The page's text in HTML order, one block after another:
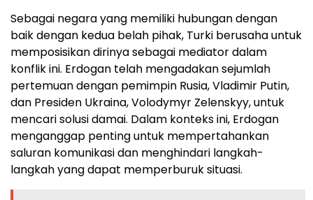
Sebagai negara yang memiliki hubungan dengan
baik dengan kedua belah pihak, Turki berusaha untuk
memposisikan dirinya sebagai mediator dalam
konflik ini. Erdogan telah mengadakan sejumlah
pertemuan dengan pemimpin Rusia, Vladimir Putin,
dan Presiden Ukraina, Volodymyr Zelenskyy, untuk
mencari solusi damai. Dalam konteks ini, Erdogan
menganggap penting untuk mempertahankan
saluran komunikasi dan menghindari langkah-
langkah yang dapat memperburuk situasi.